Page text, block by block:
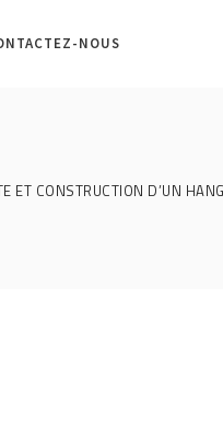
NOUS
ET CONSTRUCTION D’UN